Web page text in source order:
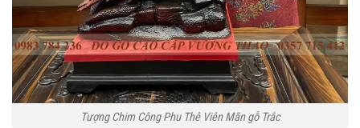
Tượng Chim Công Phu Thê Viên Mãn gỗ Trắc